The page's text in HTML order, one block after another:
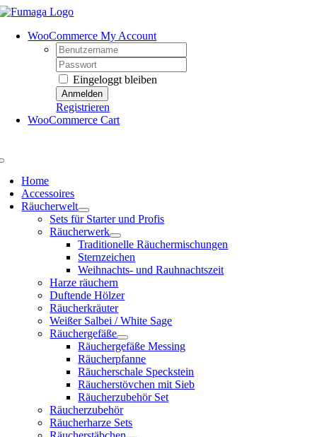
Skip
contentWooCommerce My Account
Username:
Password:
Eingeloggt bleiben
Registrieren
WooCommerce Cart
Home
Accessoires
Räucherwelt
Sets für Starter und Profis
Räucherwerk
Traditionelle Räuchermischungen
Sternzeichen
Weihnachts- und Rauhnachtszeit
Harze räuchern
Duftende Hölzer
Räucherkräuter
Weißer Salbei / White Sage
Räuchergefäße
Räuchergefäße Messing
Räucherpfanne
Räucherschale Speckstein
Räucherstövchen mit Sieb
Räucherzubehör Set
Räucherzubehör
Räucherharze Sets